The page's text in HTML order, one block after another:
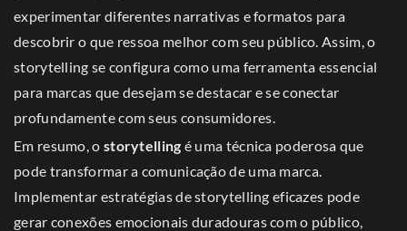
experimentar diferentes narrativas e formatos para
descobrir o que ressoa melhor com seu público. Assim, o
storytelling se configura como uma ferramenta essencial
para marcas que desejam se destacar e se conectar
profundamente com seus consumidores.
Em resumo, o storytelling é uma técnica poderosa que
pode transformar a comunicação de uma marca.
Implementar estratégias de storytelling eficazes pode
gerar conexões emocionais duradouras com o público,